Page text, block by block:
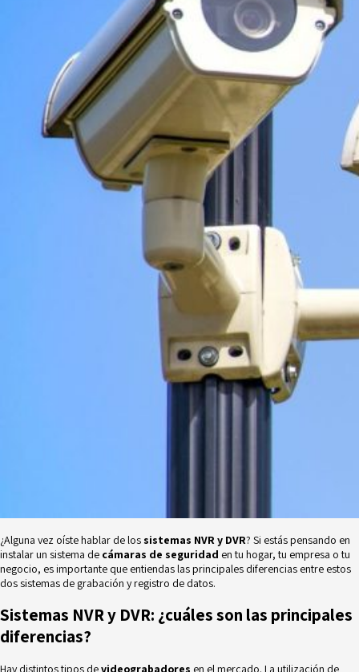
Trabaja con nosotros
Novedades
Faq
Contacto
Área de clientes
¿Alguna vez oíste hablar de los sistemas NVR y DVR? Si estás pensando en
instalar un sistema de cámaras de seguridad en tu hogar, tu empresa o tu
negocio, es importante que entiendas las principales diferencias entre estos
dos sistemas de grabación y registro de datos.
Sistemas NVR y DVR: ¿cuáles son las principales
diferencias?
Hay distintos tipos devideograbadores en el mercado. La utilización de